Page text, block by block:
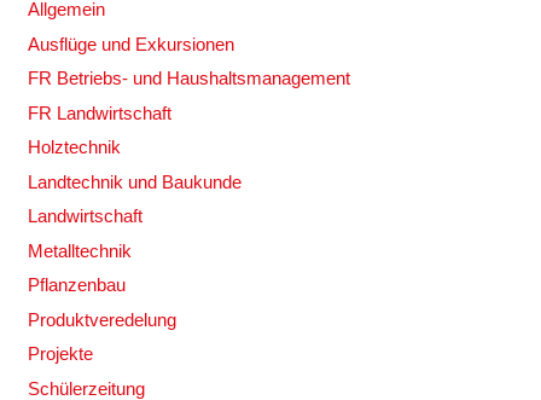
Allgemein
Ausflüge und Exkursionen
FR Betriebs- und Haushaltsmanagement
FR Landwirtschaft
Holztechnik
Landtechnik und Baukunde
Landwirtschaft
Metalltechnik
Pflanzenbau
Produktveredelung
Projekte
Schülerzeitung